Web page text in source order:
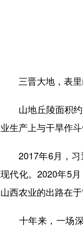
三晋大地，表里
山地丘陵面积约
业生产上与干旱作斗
2017年6月，习近
现代化。2020年5
山西农业的出路在于“
十年来，一场深